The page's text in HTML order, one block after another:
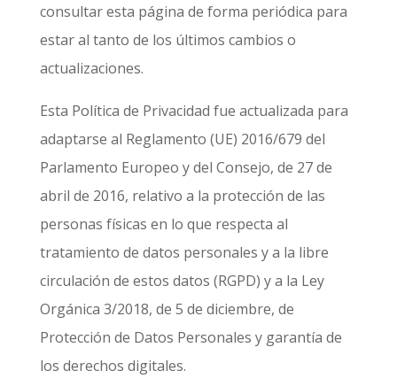
consultar esta página de forma periódica para
estar al tanto de los últimos cambios o
actualizaciones.
Esta Política de Privacidad fue actualizada para
adaptarse al Reglamento (UE) 2016/679 del
Parlamento Europeo y del Consejo, de 27 de
abril de 2016, relativo a la protección de las
personas físicas en lo que respecta al
tratamiento de datos personales y a la libre
circulación de estos datos (RGPD) y a la Ley
Orgánica 3/2018, de 5 de diciembre, de
Protección de Datos Personales y garantía de
los derechos digitales.